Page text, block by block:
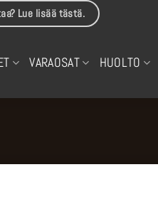
Lue lisää tästä.
VARAOSAT HUOLTO